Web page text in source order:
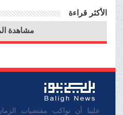
الأكثر قراءة
مشاهدة
علينا أن نواكب مقتضيات